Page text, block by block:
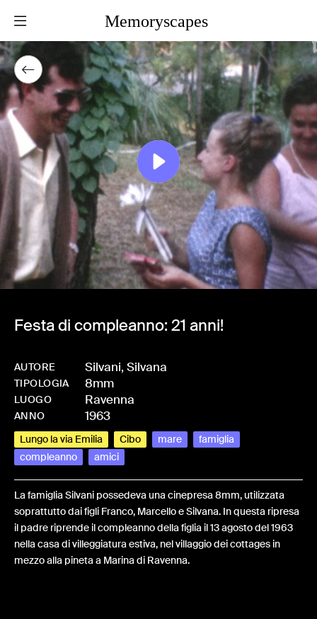
Memoryscapes
Festa di compleanno: 21 anni!
AUTORE Silvani, Silvana
TIPOLOGIA 8mm
LUOGO Ravenna
ANNO 1963
Lungo la via Emilia Cibo mare
famiglia
compleanno
amici
La famiglia Silvani possedeva una cinepresa 8mm, utilizzata
soprattutto dai figli Franco, Marcello e Silvana. In questa ripresa
il padre riprende il compleanno della figlia il 13 agosto del 1963
nella casa di villeggiatura estiva, nel villaggio dei cottages in
mezzo alla pineta a Marina di Ravenna.